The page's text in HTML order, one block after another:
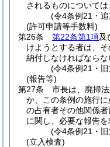
されるものについて
(令4条例21・追
(許可申請等手数料)
第26条
第22条第1項及
けようとする者は、
納付しなければならな
(令4条例21・
(報告等)
第27条
市長は、廃掃
か、この条例の施行
の占有者その他関係
に関し、必要な報告
(令4条例21・
(立入検査)